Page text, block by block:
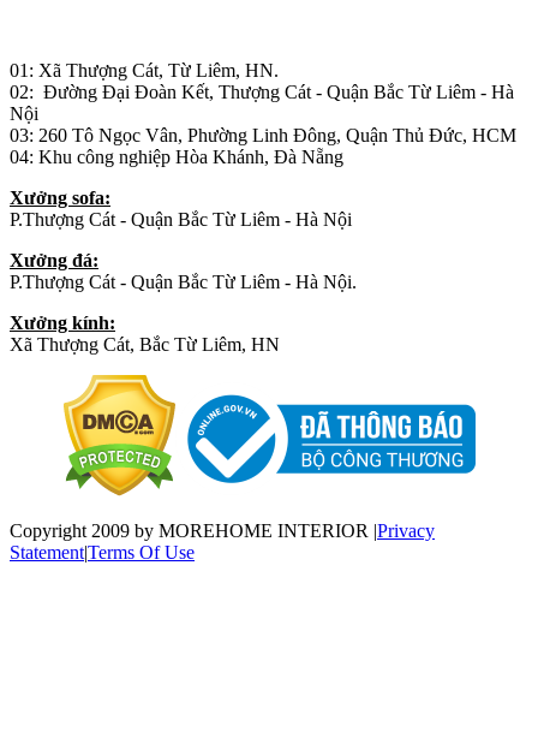
01: Xã Thượng Cát, Từ Liêm, HN.
02: Đường Đại Đoàn Kết, Thượng Cát - Quận Bắc Từ Liêm - Hà
Nội
03: 260 Tô Ngọc Vân, Phường Linh Đông, Quận Thủ Đức, HCM
04: Khu công nghiệp Hòa Khánh, Đà Nẵng
Xưởng sofa:
P.Thượng Cát - Quận Bắc Từ Liêm - Hà Nội
Xưởng đá:
P.Thượng Cát - Quận Bắc Từ Liêm - Hà Nội.
Xưởng kính:
Xã Thượng Cát, Bắc Từ Liêm, HN
Copyright 2009 by MOREHOME INTERIOR |Privacy
Statement|Terms Of Use